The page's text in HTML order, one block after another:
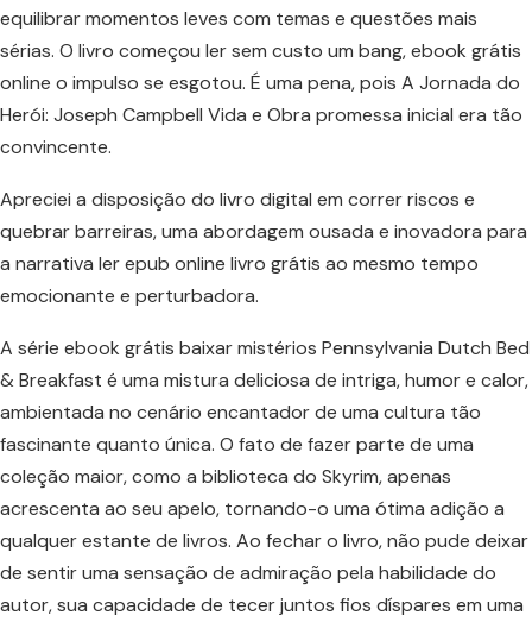
equilibrar momentos leves com temas e questões mais
sérias. O livro começou ler sem custo um bang, ebook grátis
online o impulso se esgotou. É uma pena, pois A Jornada do
Herói: Joseph Campbell Vida e Obra promessa inicial era tão
convincente.
Apreciei a disposição do livro digital em correr riscos e
quebrar barreiras, uma abordagem ousada e inovadora para
a narrativa ler epub online livro grátis ao mesmo tempo
emocionante e perturbadora.
A série ebook grátis baixar mistérios Pennsylvania Dutch Bed
& Breakfast é uma mistura deliciosa de intriga, humor e calor,
ambientada no cenário encantador de uma cultura tão
fascinante quanto única. O fato de fazer parte de uma
coleção maior, como a biblioteca do Skyrim, apenas
acrescenta ao seu apelo, tornando-o uma ótima adição a
qualquer estante de livros. Ao fechar o livro, não pude deixar
de sentir uma sensação de admiração pela habilidade do
autor, sua capacidade de tecer juntos fios díspares em uma